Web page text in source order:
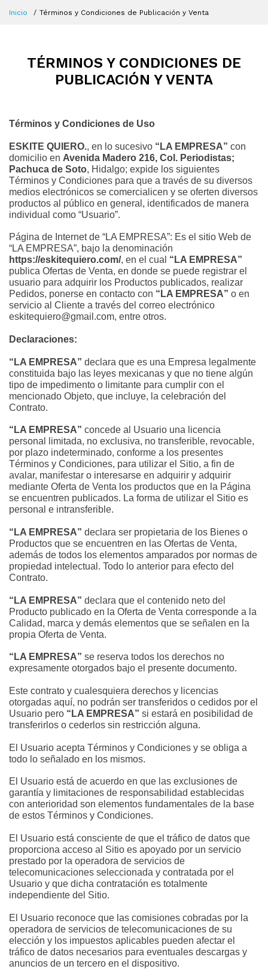
Inicio Términos y Condiciones de Publicación y Venta
TÉRMINOS Y CONDICIONES DE
PUBLICACIÓN Y VENTA
Términos y Condiciones de Uso
ESKITE QUIERO., en lo sucesivo “LA EMPRESA” con
domicilio en Avenida Madero 216, Col. Periodistas;
Pachuca de Soto, Hidalgo; expide los siguientes
Términos y Condiciones para que a través de su diversos
medios electrónicos se comercialicen y se oferten diversos
productos al público en general, identificados de manera
individual como “Usuario”.
Página de Internet de “LA EMPRESA”: Es el sitio Web de
https://eskitequiero.com/, en el cual “LA EMPRESA”
publica Ofertas de Venta, en donde se puede registrar el
usuario para adquirir los Productos publicados, realizar
Pedidos, ponerse en contacto con “LA EMPRESA” o en
servicio al Cliente a través del correo electrónico
eskitequiero@gmail.com, entre otros.
Declaraciones:
“LA EMPRESA” declara que es una Empresa legalmente
constituida bajo las leyes mexicanas y que no tiene algún
tipo de impedimento o limitante para cumplir con el
mencionado Objeto, que incluye, la celebración del
Contrato.
“LA EMPRESA” concede al Usuario una licencia
personal limitada, no exclusiva, no transferible, revocable,
por plazo indeterminado, conforme a los presentes
Términos y Condiciones, para utilizar el Sitio, a fin de
avalar, manifestar o interesarse en adquirir y adquirir
mediante Oferta de Venta los productos que en la Página
se encuentren publicados. La forma de utilizar el Sitio es
personal e intransferible.
“LA EMPRESA” declara ser propietaria de los Bienes o
Productos que se encuentren en las Ofertas de Venta,
además de todos los elementos amparados por normas de
propiedad intelectual. Todo lo anterior para efecto del
Contrato.
“LA EMPRESA” declara que el contenido neto del
Producto publicado en la Oferta de Venta corresponde a la
Calidad, marca y demás elementos que se señalen en la
propia Oferta de Venta.
“LA EMPRESA” se reserva todos los derechos no
expresamente otorgados bajo el presente documento.
Este contrato y cualesquiera derechos y licencias
otorgadas aquí, no podrán ser transferidos o cedidos por el
Usuario pero “LA EMPRESA” si estará en posibilidad de
transferirlos o cederlos sin restricción alguna.
El Usuario acepta Términos y Condiciones y se obliga a
todo lo señalado en los mismos.
El Usuario está de acuerdo en que las exclusiones de
garantía y limitaciones de responsabilidad establecidas
con anterioridad son elementos fundamentales de la base
de estos Términos y Condiciones.
El Usuario está consciente de que el tráfico de datos que
proporciona acceso al Sitio es apoyado por un servicio
prestado por la operadora de servicios de
telecomunicaciones seleccionada y contratada por el
Usuario y que dicha contratación es totalmente
independiente del Sitio.
El Usuario reconoce que las comisiones cobradas por la
operadora de servicios de telecomunicaciones de su
elección y los impuestos aplicables pueden afectar el
tráfico de datos necesarios para eventuales descargas y
anuncios de un tercero en el dispositivo.